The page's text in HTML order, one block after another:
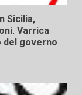
Sicilia,
Varrica
del governo